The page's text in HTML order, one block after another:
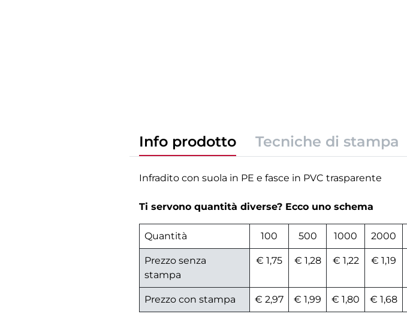
Info prodotto Tecniche di stampa
Infradito con suola in PE e fasce in PVC trasparente
Ti servono quantità diverse? Ecco uno schema
Quantità 100 500 1000 2000
Prezzo senza
stampa
€ 1,75 € 1,28 € 1,22 € 1,19
Prezzo con stampa € 2,97 € 1,99 € 1,80 € 1,68